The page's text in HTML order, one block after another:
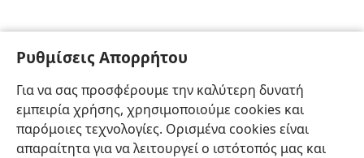
Ρυθμίσεις Απορρήτου
Για να σας προσφέρουμε την καλύτερη δυνατή
εμπειρία χρήσης, χρησιμοποιούμε cookies και
παρόμοιες τεχνολογίες. Ορισμένα cookies είναι
απαραίτητα για να λειτουργεί ο ιστότοπός μας και